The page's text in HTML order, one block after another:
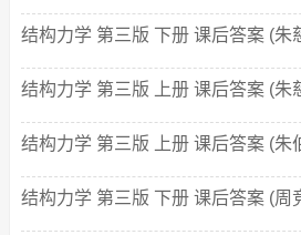
结构力学 第三版 下册 课后答案 (朱
结构力学 第三版 上册 课后答案 (朱
结构力学 第三版 上册 课后答案 (朱
结构力学 第三版 下册 课后答案 (周